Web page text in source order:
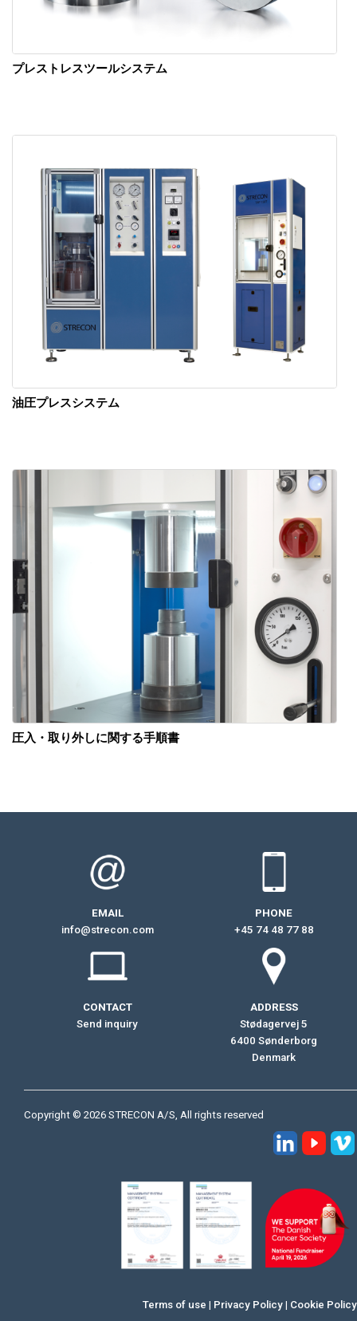
プレストレスツールシステム
油圧プレスシステム
圧入・取り外しに関する手順書
EMAIL
info@strecon.com
PHONE
+45 74 48 77 88
CONTACT
Send inquiry
ADDRESS
Stødagervej 5
6400 Sønderborg
Denmark
Copyright © 2026 STRECON A/S, All rights reserved
Terms of use | Privacy Policy | Cookie Policy